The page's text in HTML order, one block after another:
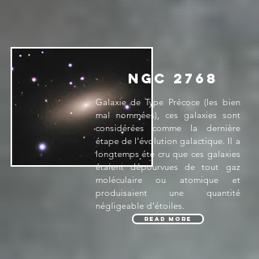
NGC 2768
Galaxie de Type Précoce (les bien
mal nommées), ces galaxies sont
considérées comme la dernière
étape de l'évolution galactique. Il a
longtemps été cru que ces galaxies
étaient dépourvues de tout gaz
moléculaire ou atomique et
produisaient une quantité
négligeable d'étoiles.
Read More